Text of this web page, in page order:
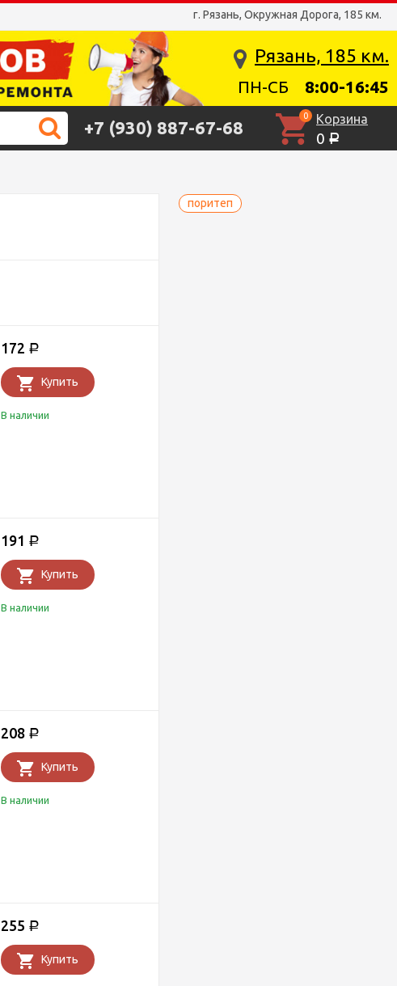
г. Рязань, Окружная Дорога, 185 км.
Рязань, 185 км.
ПН-СБ 8:00-16:45
+7 (930) 887-67-68
0 Корзина
0 Р
поритеп
172 Р
Купить
В наличии
191 Р
Купить
В наличии
208 Р
Купить
В наличии
255 Р
Купить